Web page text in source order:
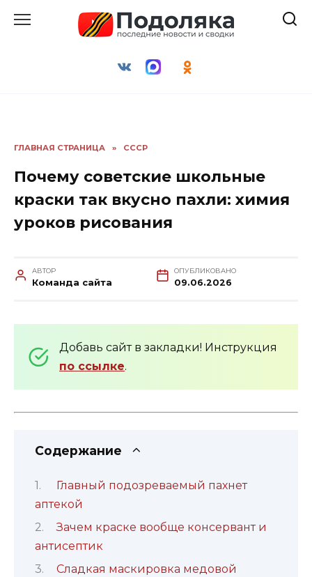
ГЛАВНАЯ СТРАНИЦА » СССР
Почему советские школьные
краски так вкусно пахли: химия
уроков рисования
АВТОР
Команда сайта
ОПУБЛИКОВАНО
09.06.2026
Добавь сайт в закладки! Инструкция
по ссылке.
Содержание
Главный подозреваемый пахнет
аптекой
Зачем краске вообще консервант и
антисептик
Сладкая маскировка медовой